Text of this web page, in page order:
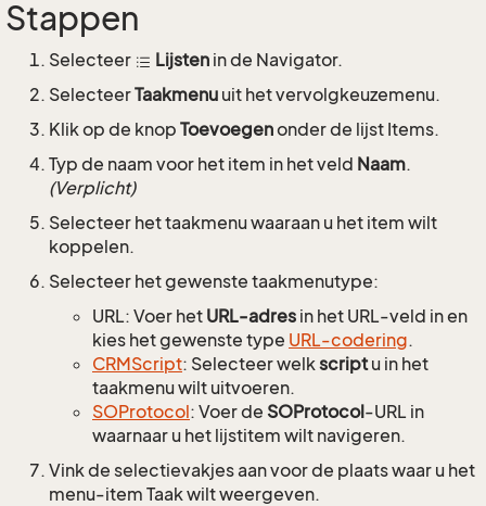
Stappen
Selecteer Lijsten in de Navigator.
SelecteerTaakmenu uit het vervolgkeuzemenu.
Klik op de knop Toevoegenonder de lijst Items.
Typ de naam voor het item in het veld Naam.
(Verplicht)
Selecteer het taakmenu waaraan u het item wilt
koppelen.
Selecteer het gewenste taakmenutype:
URL: Voer het URL-adres in het URL-veld in en
kies het gewenste type URL-codering.
CRMScript: Selecteer welkscriptu in het
taakmenu wilt uitvoeren.
SOProtocol: Voer de SOProtocol-URL in
waarnaar u het lijstitem wilt navigeren.
Vink de selectievakjes aan voor de plaats waar u het
menu-item Taak wilt weergeven.